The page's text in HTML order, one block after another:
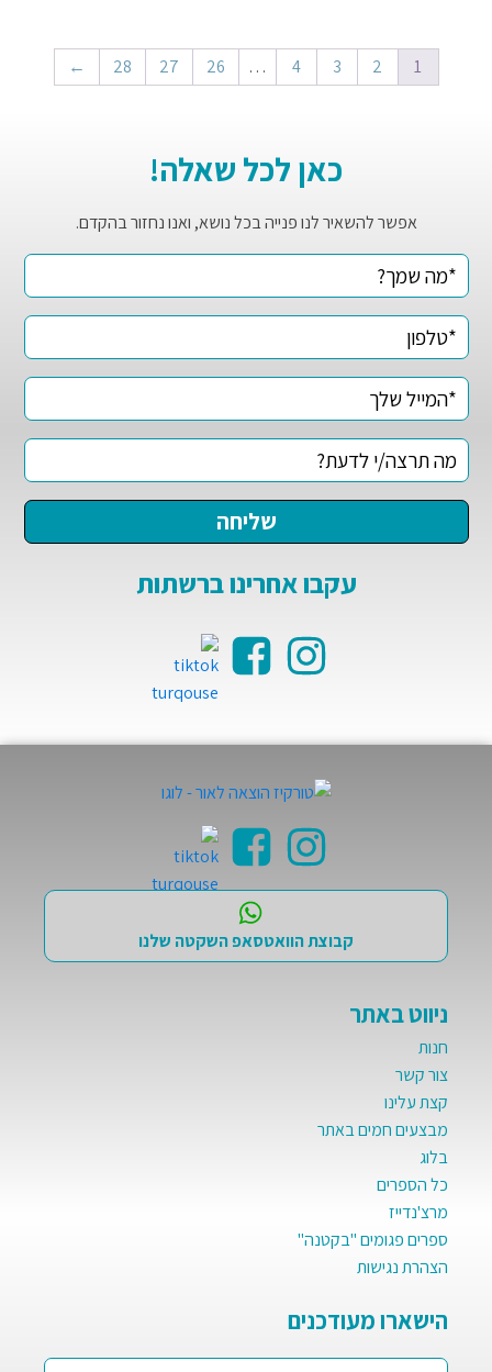
1
2
3
4
…
26
27
28
←
כאן לכל שאלה!
אפשר להשאיר לנו פנייה בכל נושא, ואנו נחזור בהקדם.
עקבו אחרינו ברשתות
קבוצת הוואטסאפ השקטה שלנו
ניווט באתר
חנות
צור קשר
קצת עלינו
מבצעים חמים באתר
בלוג
כל הספרים
מרצ'נדייז
ספרים פגומים "בקטנה"
הצהרת נגישות
הישארו מעודכנים